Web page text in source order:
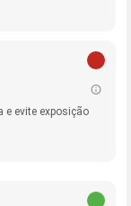
e evite exposição